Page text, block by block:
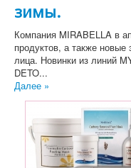
зимы.
Компания MIRABELLA в
продуктов, а также
лица. Новинки из линий
DETO...
Далее »